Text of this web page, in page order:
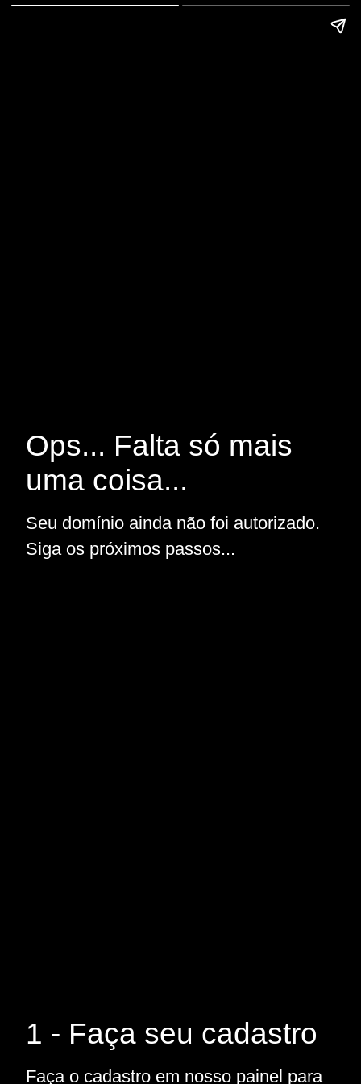
Ops... Falta só mais
uma coisa...
Seu domínio ainda não foi autorizado.
Siga os próximos passos...
1 - Faça seu cadastro
Faça o cadastro em nosso painel para